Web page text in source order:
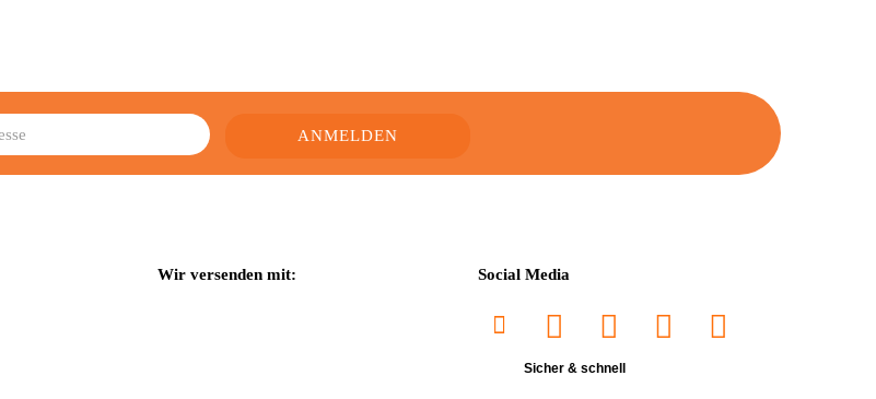
Wir versenden mit: Social Media
Sicher & schnell